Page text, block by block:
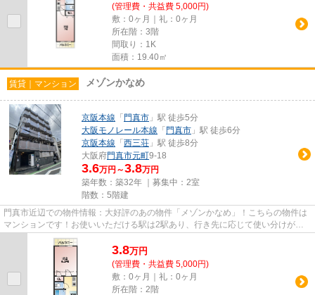
(管理費・共益費 5,000円)
敷：0ヶ月｜礼：0ヶ月
所在階：3階
間取り：1K
面積：19.40㎡
賃貸｜マンション メゾンかなめ
京阪本線 「 門真市 」駅 徒歩5分
大阪モノレール本線 「 門真市 」駅 徒歩6分
京阪本線 「 西三荘 」駅 徒歩8分
大阪府門真市元町9-18
3.6万円～3.8万円
築年数：築32年 ｜募集中： 2室
階数：5階建
門真市近辺での物件情報：大好評のあの物件「メゾンかなめ」！こちらの物件は
マンションです！お使いいただける駅は2駅あり、行き先に応じて使い分けがで
きます！駅まで徒歩5分の立地...
3.8万円
(管理費・共益費 5,000円)
敷：0ヶ月｜礼：0ヶ月
所在階：2階